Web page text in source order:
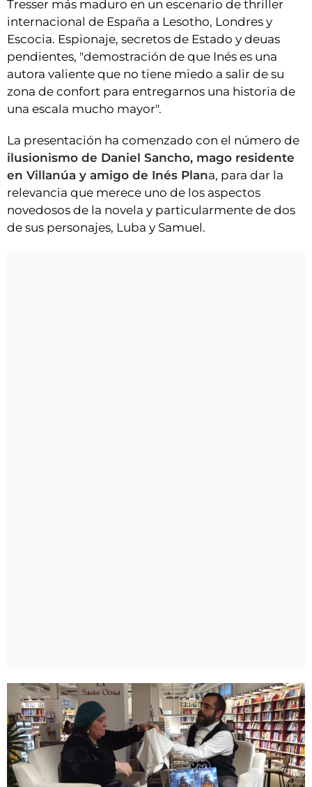
Tresser más maduro en un escenario de thriller
internacional de España a Lesotho, Londres y
Escocia. Espionaje, secretos de Estado y deuas
pendientes, "demostración de que Inés es una
autora valiente que no tiene miedo a salir de su
zona de confort para entregarnos una historia de
una escala mucho mayor".
La presentación ha comenzado con el número de
ilusionismo de Daniel Sancho, mago residente
en Villanúa y amigo de Inés Plana, para dar la
relevancia que merece uno de los aspectos
novedosos de la novela y particularmente de dos
de sus personajes, Luba y Samuel.